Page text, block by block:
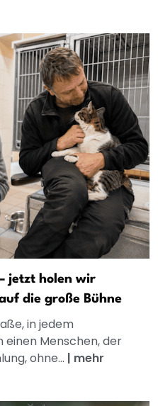
jetzt holen wir
die große Bühne
in jedem
einen Menschen, der
ohne... | mehr